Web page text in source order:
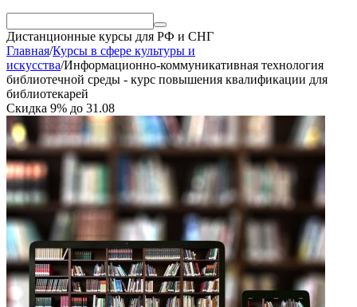
Дистанционные курсы для РФ и СНГ
Главная/Курсы в сфере культуры и
искусства/Информационно-коммуникативная технология
библиотечной среды - курс повышения квалификации для
библиотекарей
Скидка 9% до 31.08